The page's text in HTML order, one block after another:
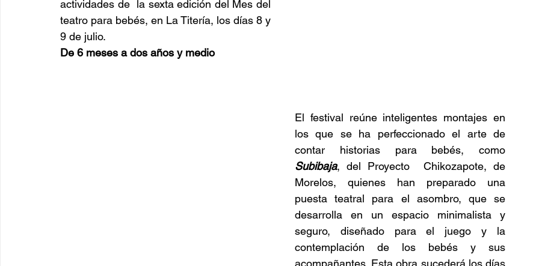
actividades de  la sexta edición del Mes del
teatro para bebés, en La Titería, los días 8 y
9 de julio.
De 6 meses a dos años y medio
El festival reúne inteligentes montajes en
los que se ha perfeccionado el arte de
Subibaja, del Proyecto  Chikozapote, de
Morelos, quienes han preparado una
puesta teatral para el asombro, que se
desarrolla en un espacio minimalista y
seguro, diseñado para el juego y la
contemplación de los bebés y sus
acompañantes. Esta obra sucederá los días